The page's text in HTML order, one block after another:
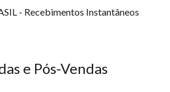
- Recebimentos Instantâneos
e Pós-Vendas